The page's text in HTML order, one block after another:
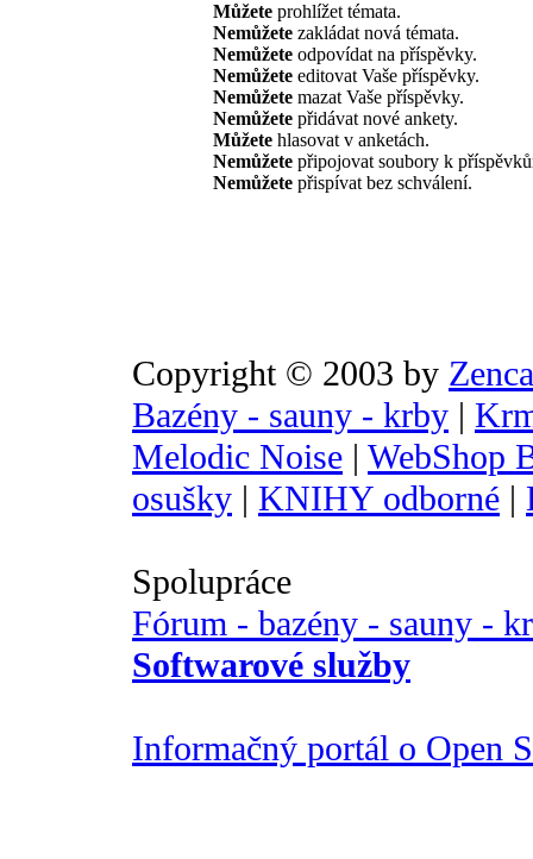
Můžete prohlížet témata.
Nemůžete zakládat nová témata.
Nemůžete odpovídat na příspěvky.
Nemůžete editovat Vaše příspěvky.
Nemůžete mazat Vaše příspěvky.
Nemůžete přidávat nové ankety.
Můžete hlasovat v anketách.
Nemůžete připojovat soubory k
Nemůžete přispívat bez schválení.
Copyright © 2003 by
Bazény - sauny - krby |
Melodic Noise | WebShop
osušky | KNIHY odborné |
Spolupráce
Fórum - bazény - sauny -
Softwarové služby
Informačný portál o Open